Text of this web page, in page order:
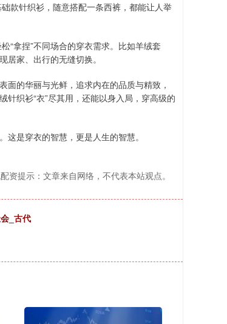
款针织衫，随意搭配一条西裤，都能让人举
“拿捏”不同场合的穿衣需求。比如羊绒套
家、出行的无缝切换。
的华丽与光鲜，追求内在的品质与精致，
织衫“衣”尽其用，还能以身入局，穿高级的
是穿衣的智慧，更是人生的智慧。
资提示：文章来自网络，不代表本站观点。
_古代